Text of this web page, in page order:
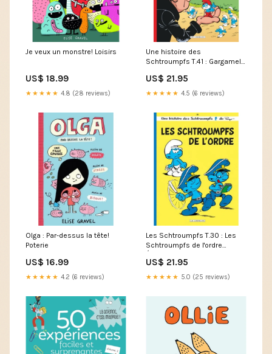
Je veux un monstre! Loisirs
US$ 18.99
★★★★★ 4.8 (28 reviews)
Une histoire des
Schtroumpfs T.41 : Gargamel
Lake
US$ 21.95
★★★★★ 4.5 (6 reviews)
Olga : Par-dessus la tête!
Poterie
US$ 16.99
★★★★★ 4.2 (6 reviews)
Les Schtroumpfs T.30 : Les
Schtroumpfs de l'ordre
US$ 21.95
★★★★★ 5.0 (25 reviews)